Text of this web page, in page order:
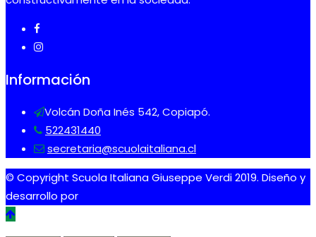
Información
Volcán Doña Inés 542, Copiapó.
522431440
secretaria@scuolaitaliana.cl
© Copyright Scuola Italiana Giuseppe Verdi 2019. Diseño y
desarrollo por